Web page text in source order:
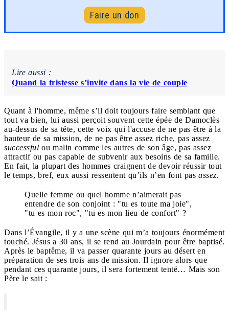
Faire un don
Lire aussi :
Quand la tristesse s’invite dans la vie de couple
Quant à l'homme, même s’il doit toujours faire semblant que
tout va bien, lui aussi perçoit souvent cette épée de Damoclès
au-dessus de sa tête, cette voix qui l'accuse de ne pas être à la
hauteur de sa mission, de ne pas être assez riche, pas assez
successful ou malin comme les autres de son âge, pas assez
attractif ou pas capable de subvenir aux besoins de sa famille.
En fait, la plupart des hommes craignent de devoir réussir tout
le temps, bref, eux aussi ressentent qu’ils n’en font pas assez.
Quelle femme ou quel homme n’aimerait pas
entendre de son conjoint : "tu es toute ma joie",
"tu es mon roc", "tu es mon lieu de confort" ?
Dans l’Évangile, il y a une scène qui m’a toujours énormément
touché. Jésus a 30 ans, il se rend au Jourdain pour être baptisé.
Après le baptême, il va passer quarante jours au désert en
préparation de ses trois ans de mission. Il ignore alors que
pendant ces quarante jours, il sera fortement tenté… Mais son
Père le sait :